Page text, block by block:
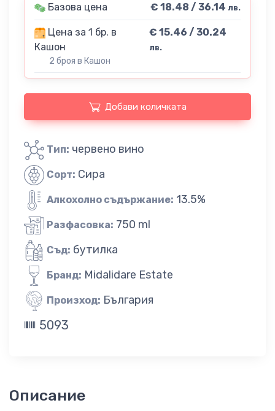
Базова цена € 18.48 / 36.14 лв.
Цена за 1 бр. в
Кашон
2 броя в Кашон
€ 15.46 / 30.24
лв.
Добави количката
Тип: червено вино
Сорт: Сира
Алкохолно съдържание: 13.5%
Разфасовка: 750 ml
Съд: бутилка
Бранд: Midalidare Estate
Произход: България
5093
Описание